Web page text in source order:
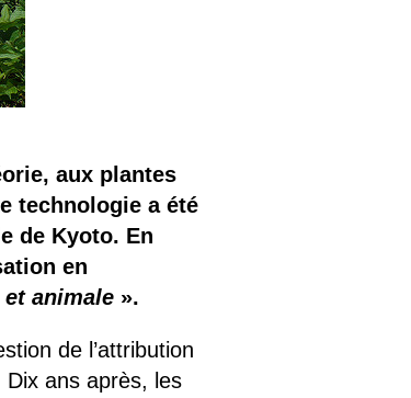
aux plantes
technologie a été
de Kyoto. En
en
animale ».
de l’attribution
ans après, les